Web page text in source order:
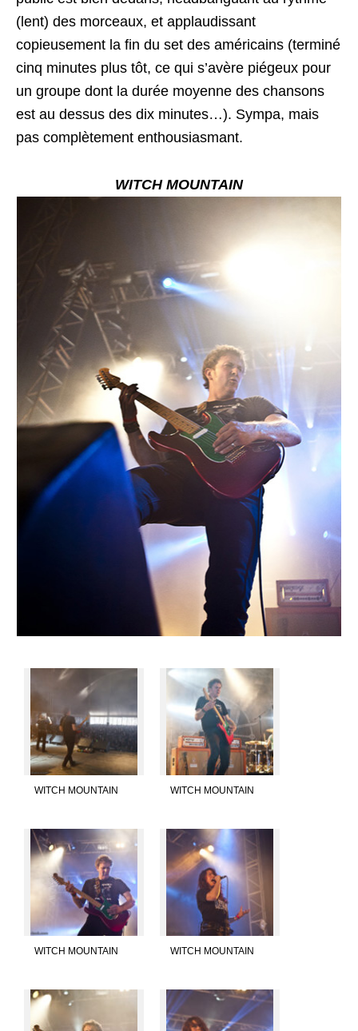
(lent) des morceaux, et applaudissant
copieusement la fin du set des américains (terminé
cinq minutes plus tôt, ce qui s’avère piégeux pour
un groupe dont la durée moyenne des chansons
est au dessus des dix minutes…). Sympa, mais
pas complètement enthousiasmant.
WITCH MOUNTAIN
WITCH MOUNTAIN WITCH MOUNTAIN
WITCH MOUNTAIN WITCH MOUNTAIN